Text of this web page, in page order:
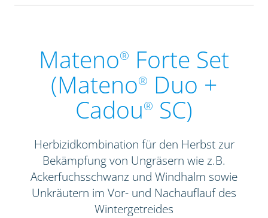
Mateno® Forte Set
(Mateno® Duo +
Cadou® SC)
Herbizidkombination für den Herbst zur
Bekämpfung von Ungräsern wie z.B.
Ackerfuchsschwanz und Windhalm sowie
Unkräutern im Vor- und Nachauflauf des
Wintergetreides